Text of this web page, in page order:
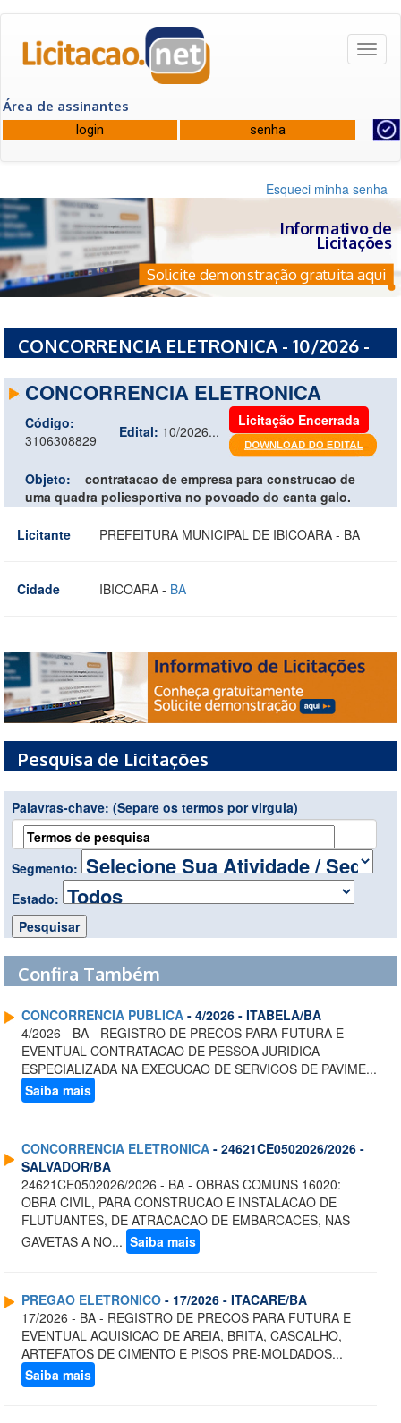
Área de assinantes
Esqueci minha senha
Informativo de
Licitações
Solicite demonstração gratuita aqui
CONCORRENCIA ELETRONICA - 10/2026 -
CONCORRENCIA ELETRONICA
Código:
3106308829
Edital: 10/2026...
Licitação Encerrada
Objeto:
contratacao de empresa para construcao de
uma quadra poliesportiva no povoado do canta galo.
Licitante PREFEITURA MUNICIPAL DE IBICOARA - BA
Cidade IBICOARA - BA
Pesquisa de Licitações
Palavras-chave: (Separe os termos por virgula)
Segmento:
Estado:
Confira Também
CONCORRENCIA PUBLICA - 4/2026 - ITABELA/BA
4/2026 - BA - REGISTRO DE PRECOS PARA FUTURA E
EVENTUAL CONTRATACAO DE PESSOA JURIDICA
ESPECIALIZADA NA EXECUCAO DE SERVICOS DE PAVIME...
Saiba mais
CONCORRENCIA ELETRONICA - 24621CE0502026/2026 -
SALVADOR/BA
24621CE0502026/2026 - BA - OBRAS COMUNS 16020:
OBRA CIVIL, PARA CONSTRUCAO E INSTALACAO DE
FLUTUANTES, DE ATRACACAO DE EMBARCACES, NAS
GAVETAS A NO... Saiba mais
PREGAO ELETRONICO - 17/2026 - ITACARE/BA
17/2026 - BA - REGISTRO DE PRECOS PARA FUTURA E
EVENTUAL AQUISICAO DE AREIA, BRITA, CASCALHO,
ARTEFATOS DE CIMENTO E PISOS PRE-MOLDADOS...
Saiba mais